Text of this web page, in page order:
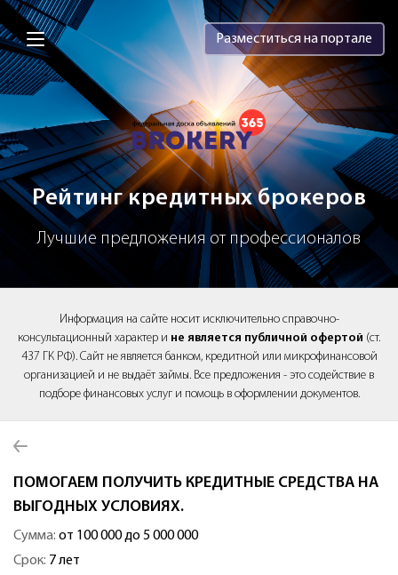
Brokery365 - Рейтинг кредитных
Разместиться на портале
Рейтинг кредитных брокеров
Лучшие предложения от профессионалов
Информация на сайте носит исключительно справочно-
консультационный характер и не является публичной офертой (ст.
437 ГК РФ). Сайт не является банком, кредитной или микрофинансовой
организацией и не выдаёт займы. Все предложения - это содействие в
подборе финансовых услуг и помощь в оформлении документов.
ПОМОГАЕМ ПОЛУЧИТЬ КРЕДИТНЫЕ СРЕДСТВА НА
ВЫГОДНЫХ УСЛОВИЯХ.
Сумма: от 100 000 до 5 000 000
Срок: 7 лет